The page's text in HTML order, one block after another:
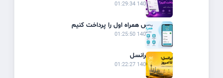
1405/02/31 01:29:34
چگونه قبض همراه اول را پرداخت کنیم
1405/02/31 01:25:50
تاریخچه ایرانسل
1405/02/31 01:22:27